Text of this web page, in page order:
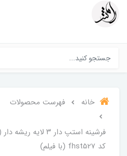
خانه فهرست محصولات
فرشینه استپ دار ۳
کد fhst527 (با فیلم)